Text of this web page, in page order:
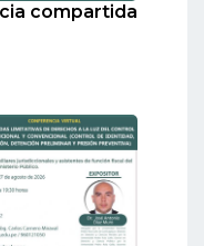
compartida